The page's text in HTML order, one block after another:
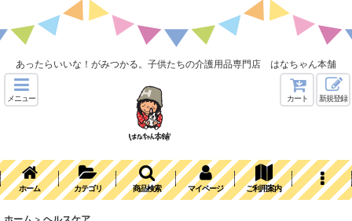
あったらいいな！がみつかる。子供たちの介護用品専門店 はなちゃん本舗
メニュー カート 新規登録
ホーム カテゴリ 商品検索 マイページ ご利用案内